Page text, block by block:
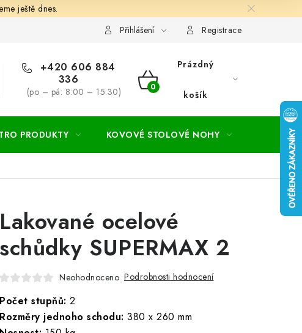
ještě dnes.
Obchodní a dodací podmínky Ochrana osobních údajú
Přihlášení Registrace
+420 606 884
336
(po – pá: 8:00 – 15:30)
NÁKUPNÍ
Prázdný
košík
PRODUKTY KOVOVÉ STOLOVÉ NOHY
Lakované ocelové
schůdky SUPERMAX 2
Neohodnoceno Podrobnosti hodnocení
Počet stupňů: 2
Rozměry jednoho schodu: 380 x 260 mm